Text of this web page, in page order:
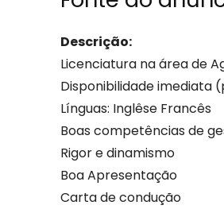
Descrição:
Licenciatura na área de
Disponibilidade imediata
Línguas: Inglêse Francês
Boas competências de
Rigor e dinamismo
Boa Apresentação
Carta de condução